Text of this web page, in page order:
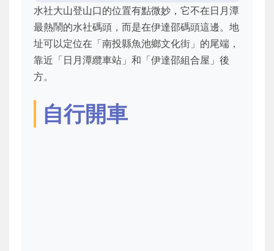
水社大山登山口的位置有點微妙，它不在日月潭
最熱鬧的水社碼頭，而是在伊達邵碼頭這邊。地
址可以定位在「南投縣魚池鄉文化街」的尾端，
靠近「日月潭纜車站」和「伊達邵組合屋」後
方。
自行開車